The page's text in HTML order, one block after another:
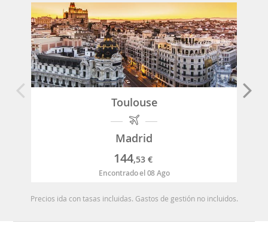
Toulouse
Madrid
144,53 €
Encontrado el 08 Ago
Precios ida con tasas incluidas. Gastos de gestión no incluidos.